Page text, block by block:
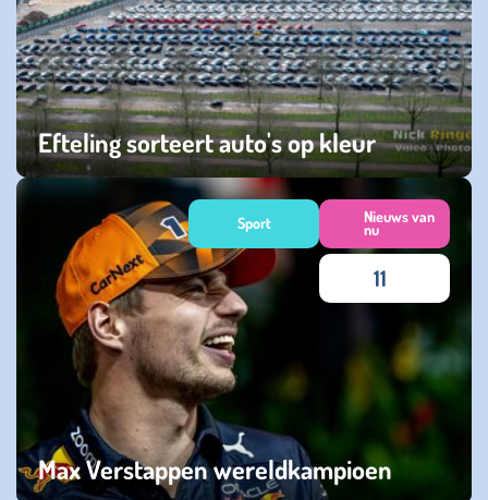
Efteling sorteert auto's op kleur
vrijdag 15 maart 2024
Max Verstappen wereldkampioen
Sport Nieuws van
nu
11